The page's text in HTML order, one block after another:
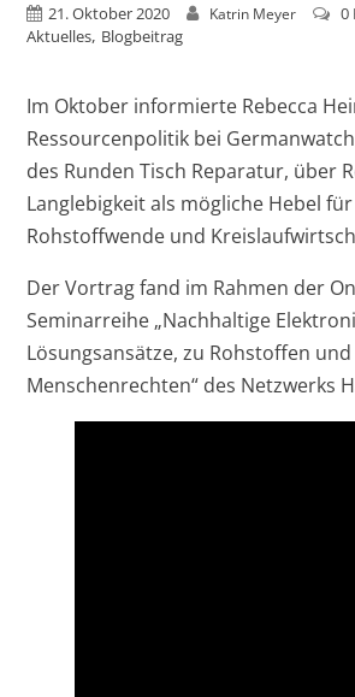
21. Oktober 2020 Katrin Meyer
0
Aktuelles, Blogbeitrag
Im Oktober informierte Rebecca
Ressourcenpolitik bei
des Runden Tisch Reparatur, über
Langlebigkeit als mögliche Hebel
Rohstoffwende und
Der Vortrag fand im Rahmen der
Seminarreihe „Nachhaltige
Lösungsansätze, zu Rohstoffen und
Menschenrechten“ des Netzwerks